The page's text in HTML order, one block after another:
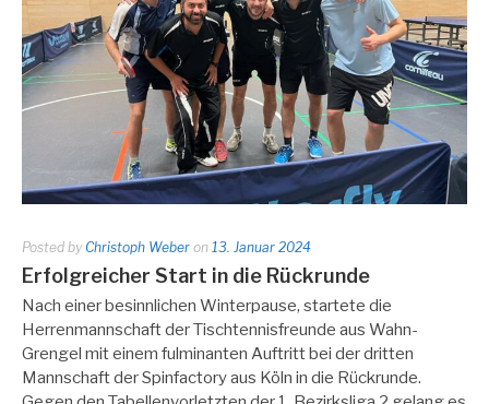
Posted by Christoph Weber on 13. Januar 2024
Erfolgreicher Start in die Rückrunde
Nach einer besinnlichen Winterpause, startete die
Herrenmannschaft der Tischtennisfreunde aus Wahn-
Grengel mit einem fulminanten Auftritt bei der dritten
Mannschaft der Spinfactory aus Köln in die Rückrunde.